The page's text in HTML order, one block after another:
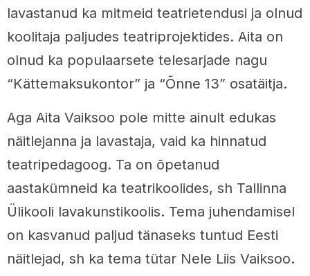
lavastanud ka mitmeid teatrietendusi ja olnud
koolitaja paljudes teatriprojektides. Aita on
olnud ka populaarsete telesarjade nagu
“Kättemaksukontor” ja “Õnne 13” osatäitja.
Aga Aita Vaiksoo pole mitte ainult edukas
näitlejanna ja lavastaja, vaid ka hinnatud
teatripedagoog. Ta on õpetanud
aastakümneid ka teatrikoolides, sh Tallinna
Ülikooli lavakunstikoolis. Tema juhendamisel
on kasvanud paljud tänaseks tuntud Eesti
näitlejad, sh ka tema tütar Nele Liis Vaiksoo.